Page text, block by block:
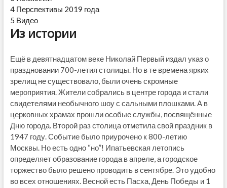
4Перспективы 2019 года
5 Видео
Из истории
Ещё в девятнадцатом веке Николай Первый издал указ о
праздновании 700-летия столицы. Но в те времена ярких
зрелищ не существовало, были очень скромные
мероприятия. Жители собрались в центре города и стали
свидетелями необычного шоу с сальными плошками. А в
церковных храмах прошли особые службы, посвящённые
Дню города. Второй раз столица отметила свой праздник в
1947 году. Событие было приурочено к 800-летию
Москвы. Но есть одно “но”! Ипатьевская летопись
определяет образование города в апреле, а городское
торжество было решено проводить в сентябре. Это удобно
во всех отношениях. Весной есть Пасха, День Победы и 1